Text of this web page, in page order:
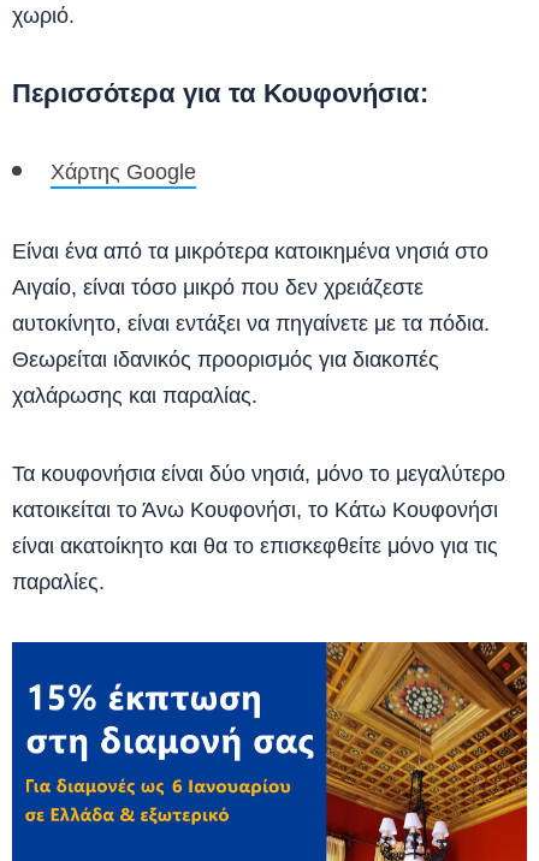
χωριό.
Περισσότερα για τα Κουφονήσια:
Χάρτης Google
Είναι ένα από τα μικρότερα κατοικημένα νησιά στο
Αιγαίο, είναι τόσο μικρό που δεν χρειάζεστε
αυτοκίνητο, είναι εντάξει να πηγαίνετε με τα πόδια.
Θεωρείται ιδανικός προορισμός για διακοπές
χαλάρωσης και παραλίας.
Τα κουφονήσια είναι δύο νησιά, μόνο το μεγαλύτερο
κατοικείται το Άνω Κουφονήσι, το Κάτω Κουφονήσι
είναι ακατοίκητο και θα το επισκεφθείτε μόνο για τις
παραλίες.